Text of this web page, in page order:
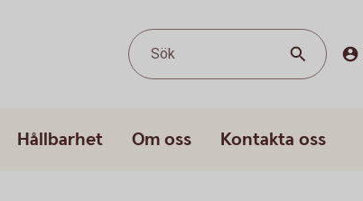
Sök
Hållbarhet Om oss Kontakta oss